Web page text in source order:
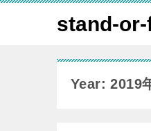
stand-
Year: 2019